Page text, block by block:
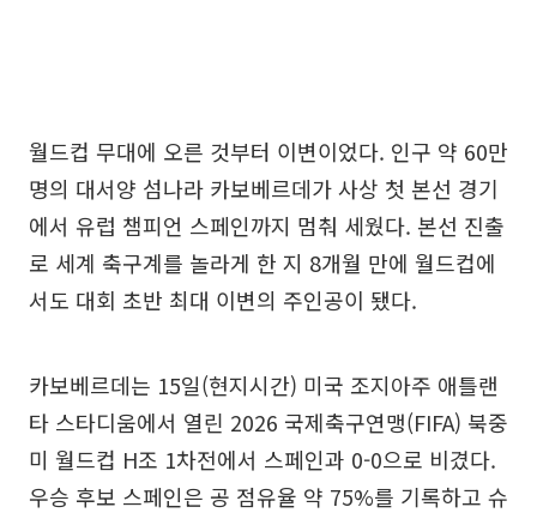
월드컵 무대에 오른 것부터 이변이었다. 인구 약 60만
명의 대서양 섬나라 카보베르데가 사상 첫 본선 경기
에서 유럽 챔피언 스페인까지 멈춰 세웠다. 본선 진출
로 세계 축구계를 놀라게 한 지 8개월 만에 월드컵에
서도 대회 초반 최대 이변의 주인공이 됐다.
카보베르데는 15일(현지시간) 미국 조지아주 애틀랜
타 스타디움에서 열린 2026 국제축구연맹(FIFA) 북중
미 월드컵 H조 1차전에서 스페인과 0-0으로 비겼다.
우승 후보 스페인은 공 점유율 약 75%를 기록하고 슈